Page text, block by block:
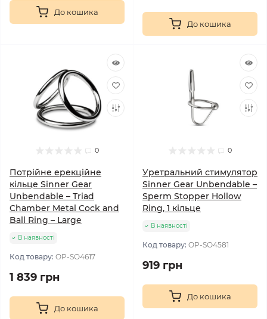
До кошика
До кошика
0
Потрійне ерекційне
кільце Sinner Gear
Unbendable – Triad
Chamber Metal Cock and
Ball Ring – Large
В наявності
Код товару: OP-SO4617
1 839 грн
До кошика
0
Уретральний стимулятор
Sinner Gear Unbendable –
Sperm Stopper Hollow
Ring, 1 кільце
В наявності
Код товару: OP-SO4581
919 грн
До кошика